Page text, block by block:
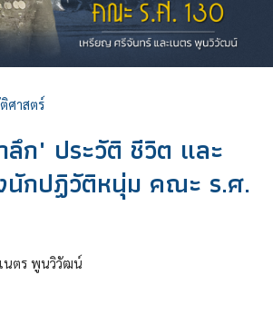
ศาสตร์
ลึก" ประวัติ ชีวิต และ
นักปฏิวัติหนุ่ม คณะ ร.ศ.
นตร พูนวิวัฒน์